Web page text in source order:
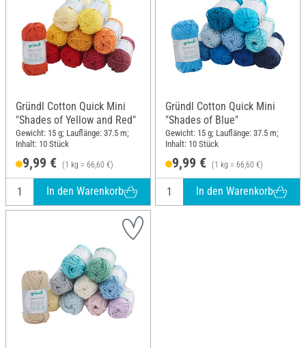
Gründl Cotton Quick Mini
"Shades of Yellow and Red"
Gewicht: 15 g; Lauflänge: 37.5 m;
Inhalt: 10 Stück
9,99 € (1 kg = 66,60 €)
In den Warenkorb
Gründl Cotton Quick Mini
"Shades of Blue"
Gewicht: 15 g; Lauflänge: 37.5 m;
Inhalt: 10 Stück
9,99 € (1 kg = 66,60 €)
In den Warenkorb